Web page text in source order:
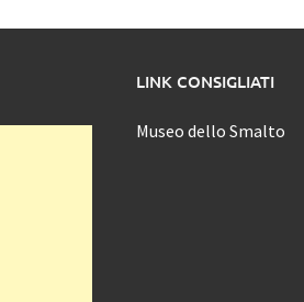
LINK CONSIGLIATI
Museo dello Smalto